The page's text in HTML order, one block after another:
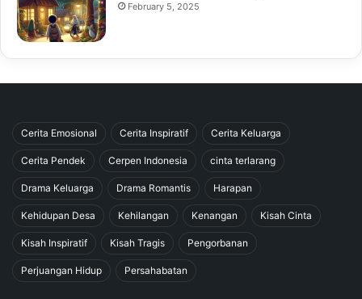
February 5, 2025
Cerita Emosional Cerita Inspiratif Cerita Keluarga
Cerita Pendek Cerpen Indonesia cinta terlarang
Drama Keluarga Drama Romantis Harapan
Kehidupan Desa Kehilangan Kenangan Kisah Cinta
Kisah Inspiratif Kisah Tragis Pengorbanan
Perjuangan Hidup Persahabatan